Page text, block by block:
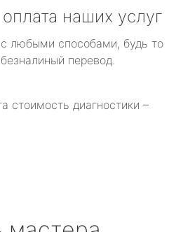
наших услуг
любыми способами, будь то
перевод.
стоимость диагностики –